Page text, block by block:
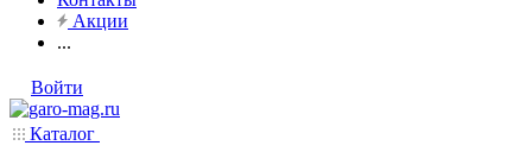
Акции
...
Войти
Каталог